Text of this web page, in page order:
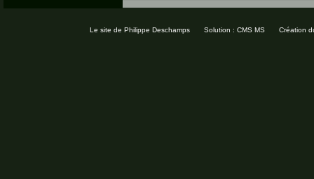
Création
Solution : CMS MS
Le site de Philippe Deschamps